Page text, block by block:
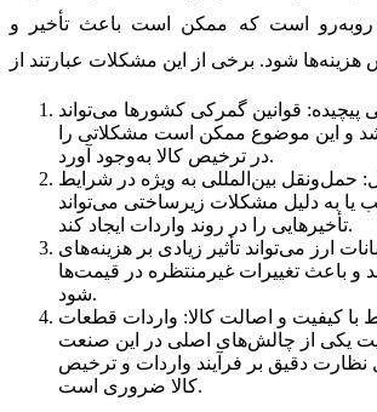
است که ممکن است باعث تأخیر و
قوانین گمرکی کشورها می‌تواند
و این موضوع ممکن است مشکلاتی را
در ترخیص کالا به‌وجود آورد.
بین‌المللی به ویژه در شرایط
یا به دلیل مشکلات زیرساختی می‌تواند
تأخیرهایی را در روند واردات ایجاد کند.
ارز می‌تواند تأثیر زیادی بر هزینه‌های
و باعث تغییرات غیرمنتظره در قیمت‌ها
شود.
با کیفیت و اصالت کالا: واردات قطعات
یکی از چالش‌های اصلی در این صنعت
نظارت دقیق بر فرآیند واردات و ترخیص
کالا ضروری است.